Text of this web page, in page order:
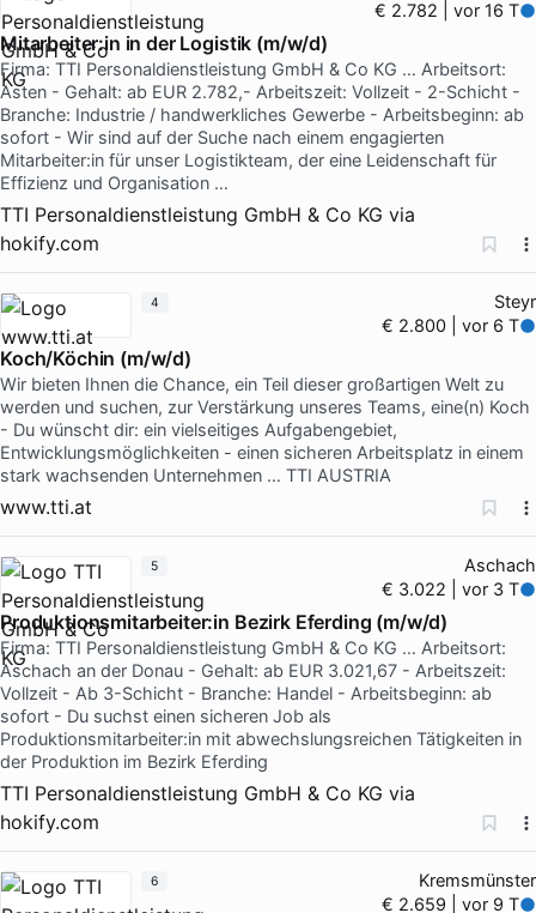
€ 2.782 | vor 16 T
Mitarbeiter:in in der Logistik (m/w/d)
Firma: TTI Personaldienstleistung GmbH & Co KG … Arbeitsort:
Asten - Gehalt: ab EUR 2.782,- Arbeitszeit: Vollzeit - 2-Schicht -
Branche: Industrie / handwerkliches Gewerbe - Arbeitsbeginn: ab
sofort - Wir sind auf der Suche nach einem engagierten
Mitarbeiter:in für unser Logistikteam, der eine Leidenschaft für
Effizienz und Organisation …
TTI Personaldienstleistung GmbH & Co KG via
hokify.com
Steyr
€ 2.800 | vor 6 T
Koch/Köchin (m/w/d)
Wir bieten Ihnen die Chance, ein Teil dieser großartigen Welt zu
werden und suchen, zur Verstärkung unseres Teams, eine(n) Koch
- Du wünscht dir: ein vielseitiges Aufgabengebiet,
Entwicklungsmöglichkeiten - einen sicheren Arbeitsplatz in einem
stark wachsenden Unternehmen … TTI AUSTRIA
www.tti.at
4
Aschach
€ 3.022 | vor 3 T
Produktionsmitarbeiter:in Bezirk Eferding (m/w/d)
Firma: TTI Personaldienstleistung GmbH & Co KG … Arbeitsort:
Aschach an der Donau - Gehalt: ab EUR 3.021,67 - Arbeitszeit:
Vollzeit - Ab 3-Schicht - Branche: Handel - Arbeitsbeginn: ab
sofort - Du suchst einen sicheren Job als
Produktionsmitarbeiter:in mit abwechslungsreichen Tätigkeiten in
der Produktion im Bezirk Eferding
TTI Personaldienstleistung GmbH & Co KG via
hokify.com
5
Kremsmünster
€ 2.659 | vor 9 T
6